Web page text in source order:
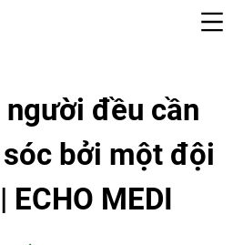
đều cần
bởi một đội
ECHO MEDI